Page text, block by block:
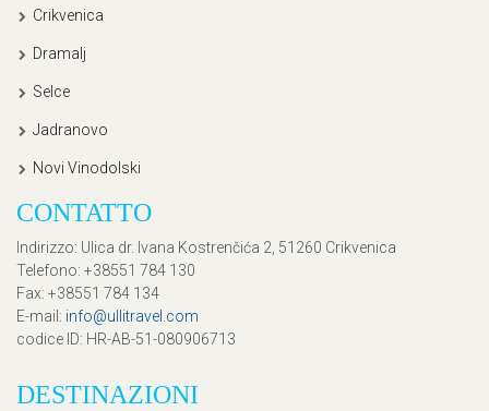
Crikvenica
Dramalj
Selce
Jadranovo
Novi Vinodolski
CONTATTO
Indirizzo: Ulica dr. Ivana Kostrenčića 2, 51260 Crikvenica
Telefono: +38551 784 130
Fax: +38551 784 134
E-mail : info@ullitravel.com
codice ID: HR-AB-51-080906713
DESTINAZIONI